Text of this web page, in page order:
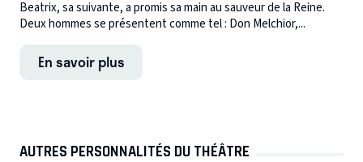
Beatrix, sa suivante, a promis sa main au sauveur de la Reine.
Deux hommes se présentent comme tel : Don Melchior,...
En savoir plus
AUTRES PERSONNALITÉS DU THÉÂTRE